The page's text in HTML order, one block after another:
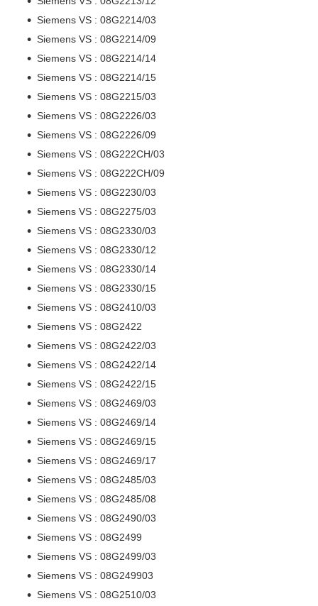
Siemens VS : 08G2214/03
Siemens VS : 08G2214/09
Siemens VS : 08G2214/14
Siemens VS : 08G2214/15
Siemens VS : 08G2215/03
Siemens VS : 08G2226/03
Siemens VS : 08G2226/09
Siemens VS : 08G222CH/03
Siemens VS : 08G222CH/09
Siemens VS : 08G2230/03
Siemens VS : 08G2275/03
Siemens VS : 08G2330/03
Siemens VS : 08G2330/12
Siemens VS : 08G2330/14
Siemens VS : 08G2330/15
Siemens VS : 08G2410/03
Siemens VS : 08G2422
Siemens VS : 08G2422/03
Siemens VS : 08G2422/14
Siemens VS : 08G2422/15
Siemens VS : 08G2469/03
Siemens VS : 08G2469/14
Siemens VS : 08G2469/15
Siemens VS : 08G2469/17
Siemens VS : 08G2485/03
Siemens VS : 08G2485/08
Siemens VS : 08G2490/03
Siemens VS : 08G2499
Siemens VS : 08G2499/03
Siemens VS : 08G249903
Siemens VS : 08G2510/03